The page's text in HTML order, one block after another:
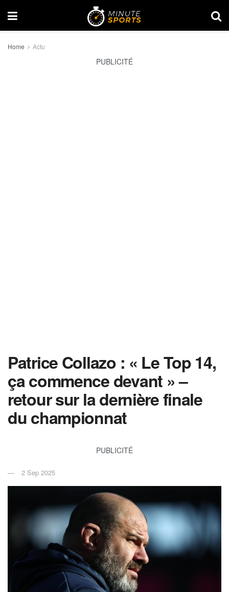
Home Actu
PUBLICITÉ
Patrice Collazo : « Le Top 14,
ça commence devant » –
retour sur la dernière finale
du championnat
PUBLICITÉ
2 Sep 2025